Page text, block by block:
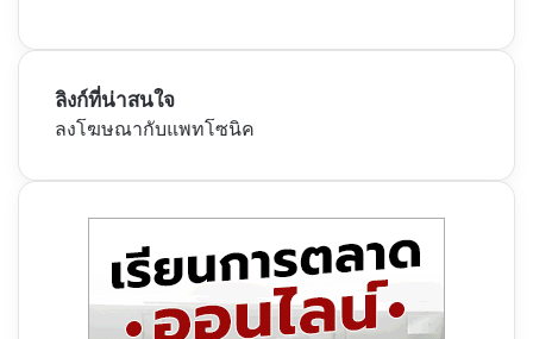
ลิงก์ที่น่าสนใจ
ลงโฆษณากับแพทโซนิค